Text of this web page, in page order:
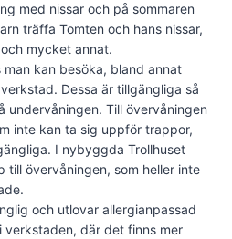
med nissar och på sommaren
träffa Tomten och hans nissar,
mycket annat.
kan besöka, bland annat
Dessa är tillgängliga så
undervåningen. Till övervåningen
inte kan ta sig uppför trappor,
I nybyggda Trollhuset
övervåningen, som heller inte
och utlovar allergianpassad
där det finns mer